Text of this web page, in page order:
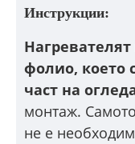
Инструкции:
фолио, което
част на
монтаж.
не е